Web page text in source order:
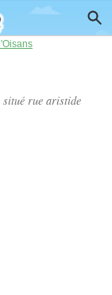
situé rue aristide